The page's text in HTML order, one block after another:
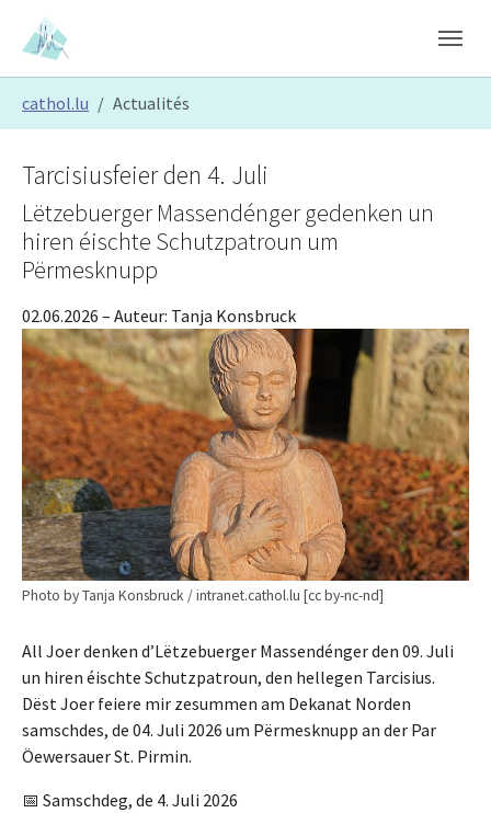
Skip to main content
Skip to page footer
cathol.lu Actualités
Photo by Tanja Konsbruck / intranet.cathol.lu [cc by-nc-nd]
Tarcisiusfeier den 4. Juli
Lëtzebuerger Massendénger gedenken un
hiren éischte Schutzpatroun um
Përmesknupp
02.06.2026 – Auteur: Tanja Konsbruck
All Joer denken d’Lëtzebuerger Massendénger den 09. Juli
un hiren éischte Schutzpatroun, den hellegen Tarcisius.
Dëst Joer feiere mir zesummen am Dekanat Norden
samschdes, de 04. Juli 2026 um Përmesknupp an der Par
Öewersauer St. Pirmin.
📅 Samschdeg, de 4. Juli 2026